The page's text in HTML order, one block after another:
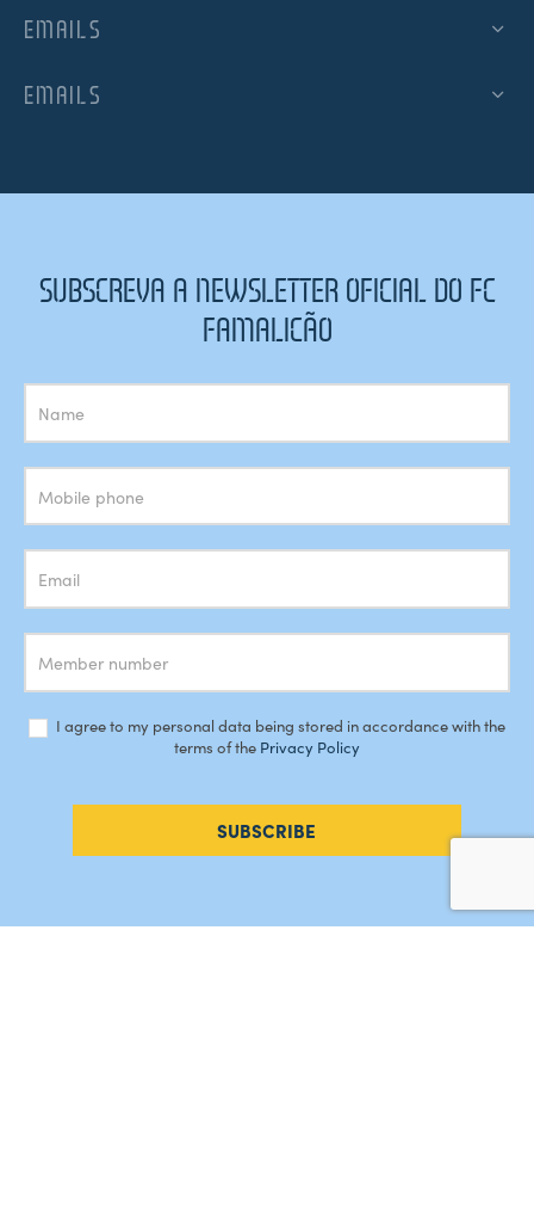
EMAILS
EMAILS
SUBSCREVA A NEWSLETTER OFICIAL DO FC
FAMALICÃO
Subscrição
Newsletter
I agree to my personal data being stored in accordance with the
terms of the Privacy Policy
SUBSCRIBE